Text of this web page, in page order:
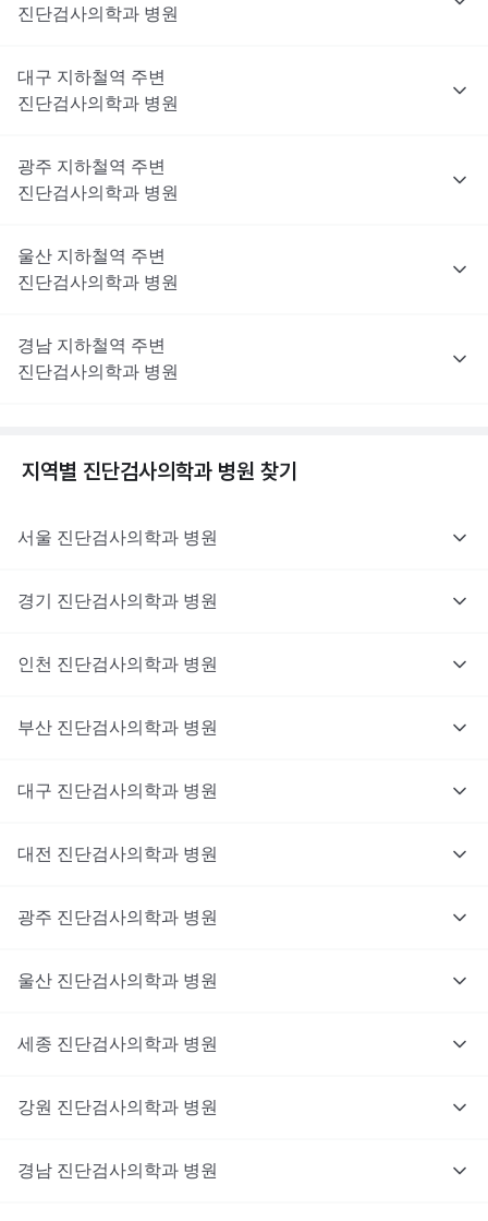
진단검사의학과 병원
대구 지하철역 주변
진단검사의학과 병원
광주 지하철역 주변
진단검사의학과 병원
울산 지하철역 주변
진단검사의학과 병원
경남 지하철역 주변
진단검사의학과 병원
지역별 진단검사의학과 병원 찾기
서울 진단검사의학과 병원
경기 진단검사의학과 병원
인천 진단검사의학과 병원
부산 진단검사의학과 병원
대구 진단검사의학과 병원
대전 진단검사의학과 병원
광주 진단검사의학과 병원
울산 진단검사의학과 병원
세종 진단검사의학과 병원
강원 진단검사의학과 병원
경남 진단검사의학과 병원